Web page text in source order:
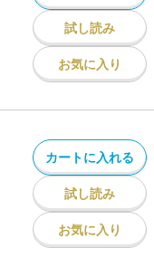
試し読み
お気に入り
カートに入れる
試し読み
お気に入り